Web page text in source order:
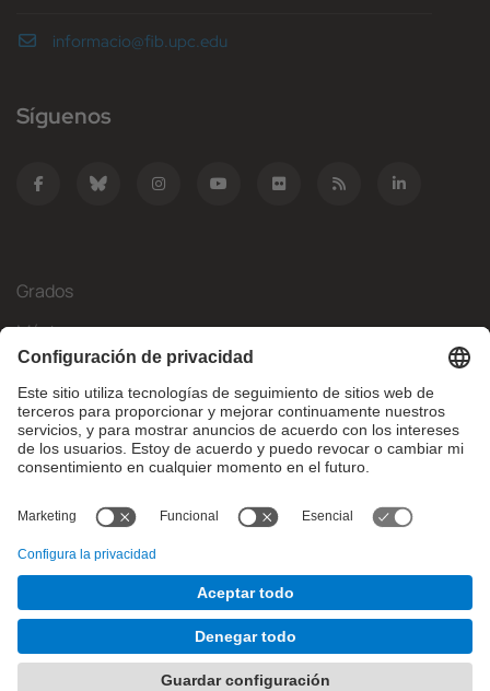
informacio@fib.upc.edu
Síguenos
Grados
Másteres
Movilidad Internacional
Investigación
Empresa
¿Qué necesitas?
© Facultat d'Informàtica de Barcelona - Universitat Politècnica
de Catalunya - BarcelonaTech